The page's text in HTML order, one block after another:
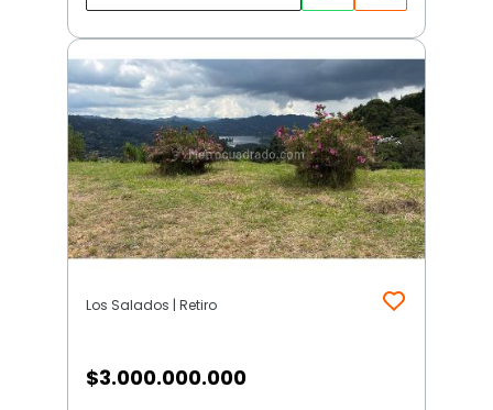
Los Salados | Retiro
$3.000.000.000